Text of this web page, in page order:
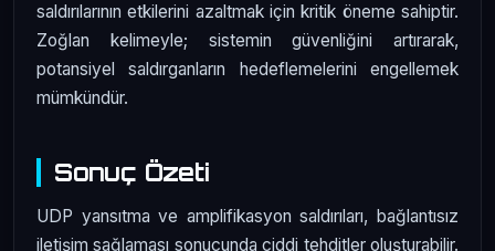
saldırılarının etkilerini azaltmak için kritik öneme sahiptir.
Zoğlan kelimeyle; sistemin güvenliğini artırarak,
potansiyel saldırganların hedeflemelerini engellemek
mümkündür.
Sonuç Özeti
UDP yansıtma ve amplifikasyon saldırıları, bağlantısız
iletişim sağlaması sonucunda ciddi tehditler oluşturabilir.